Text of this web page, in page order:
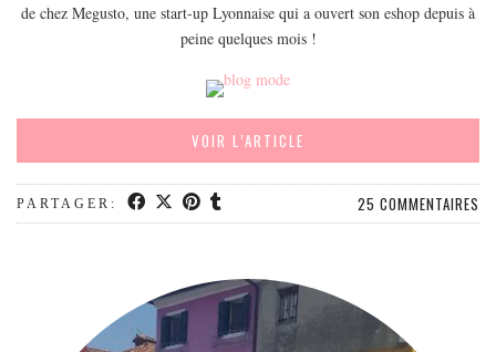
HONGRIE
RÉPUBLIQUE TCHÈQUE
AUSTRALIE
ARTICLES PRATIQUES
MON PROGRAMME DE YOGA EN LIGNE
AUTRES CATÉGORIES
de chez Megusto, une start-up Lyonnaise qui a ouvert son eshop depuis à
peine quelques mois !
VOIR L’ARTICLE
PARTAGER: 25 COMMENTAIRES